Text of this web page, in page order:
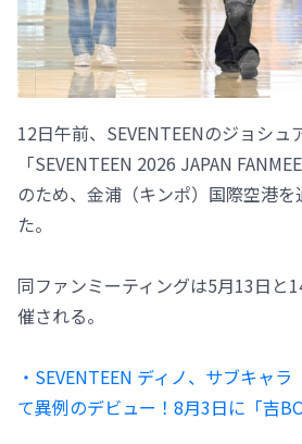
12日午前、SEVENTEENのジョシュ
「SEVENTEEN 2026 JAPAN
のため、金浦（キンポ）国際空港
た。
同ファンミーティングは5月13日と
催される。
・SEVENTEEN ディノ、サブキャ
て異例のデビュー！8月3日に「吉